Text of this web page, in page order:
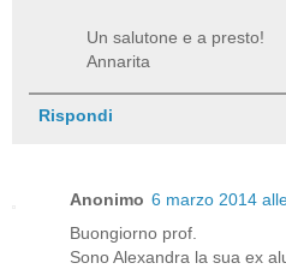
Un salutone e a presto!
Annarita
Rispondi
Anonimo 6 marzo 2014
Buongiorno prof.
Sono Alexandra la sua ex